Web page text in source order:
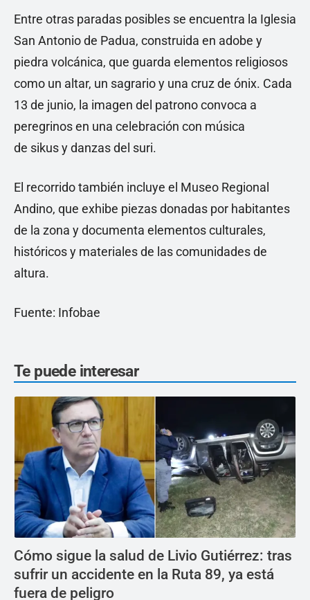
Entre otras paradas posibles se encuentra la Iglesia
San Antonio de Padua, construida en adobe y
piedra volcánica, que guarda elementos religiosos
como un altar, un sagrario y una cruz de ónix. Cada
13 de junio, la imagen del patrono convoca a
peregrinos en una celebración con música
de sikus y danzas del suri.
El recorrido también incluye el Museo Regional
Andino, que exhibe piezas donadas por habitantes
de la zona y documenta elementos culturales,
históricos y materiales de las comunidades de
altura.
Fuente: Infobae
Te puede interesar
Cómo sigue la salud de Livio Gutiérrez: tras
sufrir un accidente en la Ruta 89, ya está
fuera de peligro